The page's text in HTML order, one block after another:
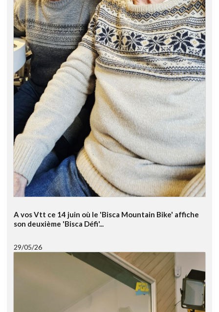
A vos Vtt ce 14 juin où le 'Bisca Mountain Bike' affiche
son deuxième 'Bisca Défi'...
29/05/26